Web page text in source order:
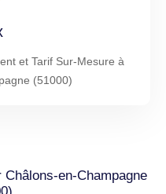
et Tarif Sur-Mesure à
(51000)
en-Champagne